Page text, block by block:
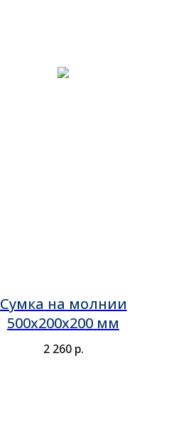
Сумка на молнии
500х200х200 мм
2 260 р.